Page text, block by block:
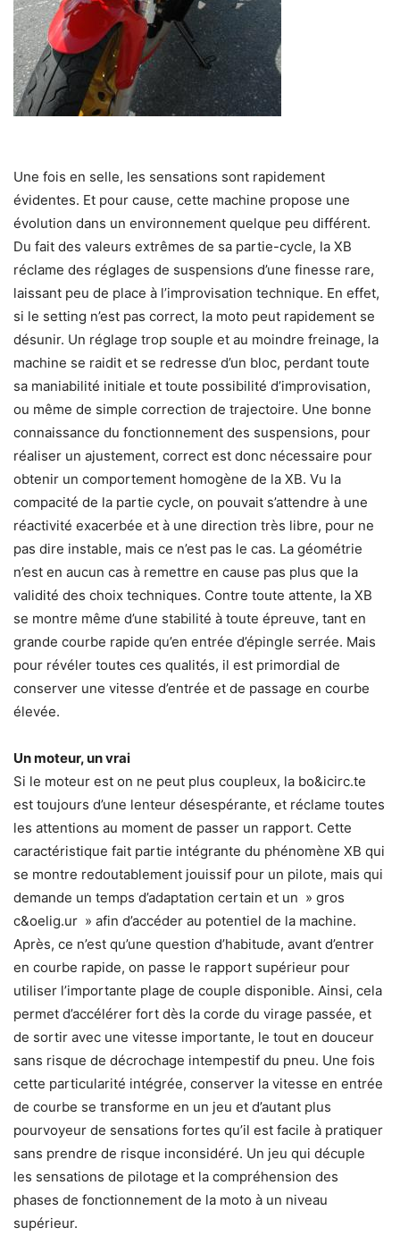
Une fois en selle, les sensations sont rapidement
évidentes. Et pour cause, cette machine propose une
évolution dans un environnement quelque peu différent.
Du fait des valeurs extrêmes de sa partie-cycle, la XB
réclame des réglages de suspensions d’une finesse rare,
laissant peu de place à l’improvisation technique. En effet,
si le setting n’est pas correct, la moto peut rapidement se
désunir. Un réglage trop souple et au moindre freinage, la
machine se raidit et se redresse d’un bloc, perdant toute
sa maniabilité initiale et toute possibilité d’improvisation,
ou même de simple correction de trajectoire. Une bonne
connaissance du fonctionnement des suspensions, pour
réaliser un ajustement, correct est donc nécessaire pour
obtenir un comportement homogène de la XB. Vu la
compacité de la partie cycle, on pouvait s’attendre à une
réactivité exacerbée et à une direction très libre, pour ne
pas dire instable, mais ce n’est pas le cas. La géométrie
n’est en aucun cas à remettre en cause pas plus que la
validité des choix techniques. Contre toute attente, la XB
se montre même d’une stabilité à toute épreuve, tant en
grande courbe rapide qu’en entrée d’épingle serrée. Mais
pour révéler toutes ces qualités, il est primordial de
conserver une vitesse d’entrée et de passage en courbe
élevée.
Un moteur, un vrai
Si le moteur est on ne peut plus coupleux, la bo&icirc.te
est toujours d’une lenteur désespérante, et réclame toutes
les attentions au moment de passer un rapport. Cette
caractéristique fait partie intégrante du phénomène XB qui
se montre redoutablement jouissif pour un pilote, mais qui
demande un temps d’adaptation certain et un » gros
c&oelig.ur » afin d’accéder au potentiel de la machine.
Après, ce n’est qu’une question d’habitude, avant d’entrer
en courbe rapide, on passe le rapport supérieur pour
utiliser l’importante plage de couple disponible. Ainsi, cela
permet d’accélérer fort dès la corde du virage passée, et
de sortir avec une vitesse importante, le tout en douceur
sans risque de décrochage intempestif du pneu. Une fois
cette particularité intégrée, conserver la vitesse en entrée
de courbe se transforme en un jeu et d’autant plus
pourvoyeur de sensations fortes qu’il est facile à pratiquer
sans prendre de risque inconsidéré. Un jeu qui décuple
les sensations de pilotage et la compréhension des
phases de fonctionnement de la moto à un niveau
supérieur.